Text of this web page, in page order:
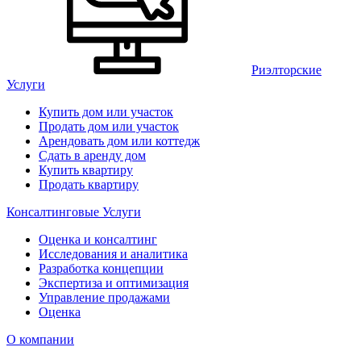
Риэлторские
Услуги
Купить дом или участок
Продать дом или участок
Арендовать дом или коттедж
Сдать в аренду дом
Купить квартиру
Продать квартиру
Консалтинговые Услуги
Оценка и консалтинг
Исследования и аналитика
Разработка концепции
Экспертиза и оптимизация
Управление продажами
Оценка
О компании